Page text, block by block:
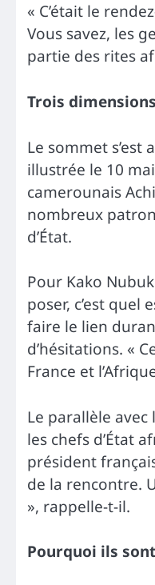
« C’était le
Vous savez, les
partie des rites
Trois
Le sommet
illustrée le 10
camerounais
nombreux
d’État.
Pour Kako
poser, c’est quel
faire le lien
d’hésitations. «
France et
Le parallèle
les chefs d’État
président
de la rencontre.
», rappelle-t-il.
Pourquoi ils